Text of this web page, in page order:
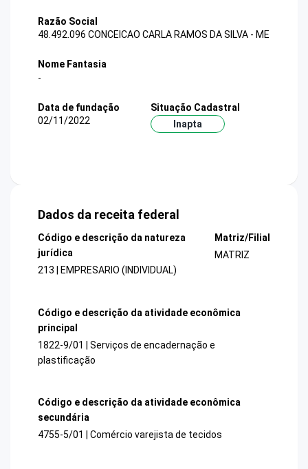
Razão Social
48.492.096 CONCEICAO CARLA RAMOS DA SILVA - ME
Nome Fantasia
-
Data de fundação
02/11/2022
Situação Cadastral
Inapta
Dados da receita federal
Código e descrição da natureza
jurídica
213 | EMPRESARIO (INDIVIDUAL)
Matriz/Filial
MATRIZ
Código e descrição da atividade econômica
principal
1822-9/01 | Serviços de encadernação e
plastificação
Código e descrição da atividade econômica
secundária
4755-5/01 | Comércio varejista de tecidos